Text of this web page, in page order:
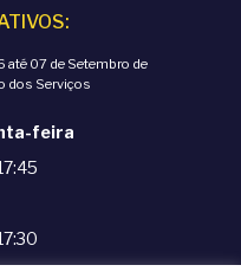
até 07 de Setembro de
dos Serviços
feira